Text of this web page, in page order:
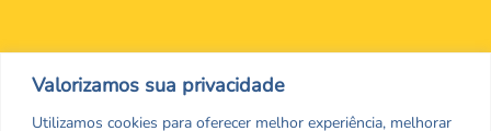
Valorizamos sua privacidade
Utilizamos cookies para oferecer melhor experiência, melhorar